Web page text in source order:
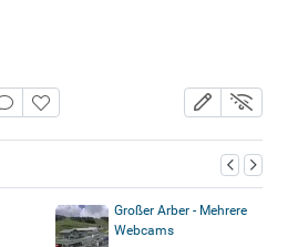
Großer Arber - Mehrere
Webcams